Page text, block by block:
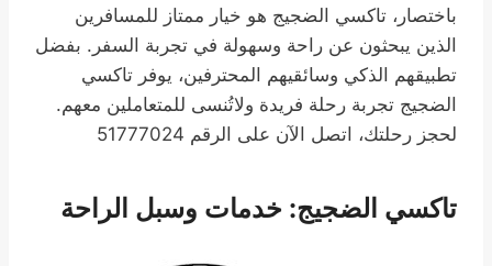
باختصار، تاكسي الضجيج هو خيار ممتاز للمسافرين
الذين يبحثون عن راحة وسهولة في تجربة السفر. بفضل
تطبيقهم الذكي وسائقيهم المحترفين، يوفر تاكسي
الضجيج تجربة رحلة فريدة ولاتُنسى للمتعاملين معهم.
لحجز رحلتك، اتصل الآن على الرقم 51777024
تاكسي الضجيج: خدمات وسبل الراحة